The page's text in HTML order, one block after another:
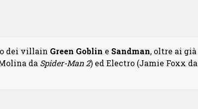
dei villain Green Goblin e Sandman, oltre ai già
da Spider-Man 2) ed Electro (Jamie Foxx da